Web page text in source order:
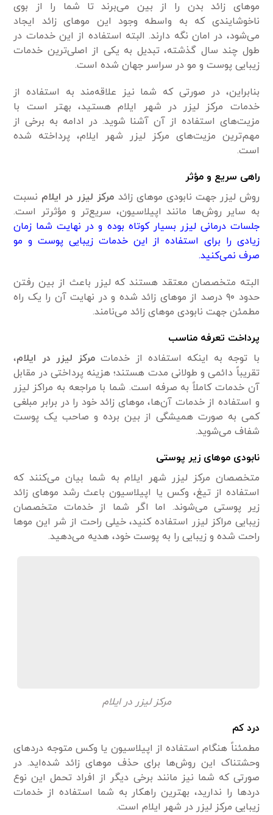
مو‌های زائد بدن را از بین می‌برند تا شما را از بوی
ناخوشایندی که به واسطه وجود این مو‌های زائد ایجاد
می‌شود، در امان نگه دارند. البته استفاده از این خدمات در
طول چند سال گذشته، تبدیل به یکی از اصلی‌ترین خدمات
زیبایی پوست و مو در سراسر جهان شده است.
بنابراین، در صورتی که شما نیز علاقه‌مند به استفاده از
خدمات مرکز لیزر در شهر ایلام هستید، بهتر است با
مزیت‌های استفاده از آن آشنا شوید. در ادامه به برخی از
مهم‌ترین مزیت‌های مرکز لیزر شهر ایلام، پرداخته شده
است.
راهی سریع و مؤثر
روش لیزر جهت نابودی مو‌های زائد مرکز لیزر در ایلام نسبت
به سایر روش‌ها مانند اپیلاسیون، سریع‌تر و مؤثر‌تر است.
جلسات درمانی لیزر بسیار کوتاه بوده و در نهایت شما زمان
زیادی را برای استفاده از این خدمات زیبایی پوست و مو
صرف نمی‌کنید.
البته متخصصان معتقد هستند که لیزر باعث از بین رفتن
حدود ۹۰ درصد از مو‌های زائد شده و در نهایت آن را یک راه
مطمئن جهت نابودی مو‌های زائد می‌نامند.
پرداخت تعرفه مناسب
با توجه به اینکه استفاده از خدمات مرکز لیزر در ایلام،
تقریباً دائمی و طولانی مدت هستند؛ هزینه پرداختی در مقابل
آن خدمات کاملاً به صرفه است. شما با مراجعه به مراکز لیزر
و استفاده از خدمات آن‌ها، مو‌های زائد خود را در برابر مبلغی
کمی به صورت همیشگی از بین برده و صاحب یک پوست
شفاف می‌شوید.
نابودی مو‌های زیر پوستی
متخصصان مرکز لیزر شهر ایلام به شما بیان می‌کنند که
استفاده از تیغ، وکس یا اپیلاسیون باعث رشد مو‌های زائد
زیر پوستی می‌شوند. اما اگر شما از خدمات متخصصان
زیبایی مراکز لیزر استفاده کنید، خیلی راحت از شر این مو‌ها
راحت شده و زیبایی را به پوست خود، هدیه می‌دهید.
مرکز لیزر در ایلام
درد کم
مطمئناً هنگام استفاده از اپیلاسیون یا وکس متوجه درد‌های
وحشتناک این روش‌ها برای حذف مو‌های زائد شده‌اید. در
صورتی که شما نیز مانند برخی دیگر از افراد تحمل این نوع
درد‌ها را ندارید، بهترین راهکار به شما استفاده از خدمات
زیبایی مرکز لیزر در شهر ایلام است.